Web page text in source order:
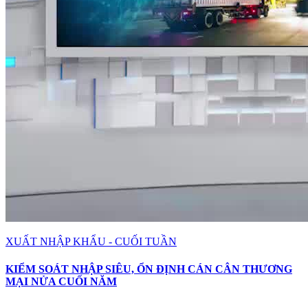
XUẤT NHẬP KHẨU - CUỐI TUẦN
KIỂM SOÁT NHẬP SIÊU, ỔN ĐỊNH CÁN CÂN THƯƠNG
MẠI NỬA CUỐI NĂM